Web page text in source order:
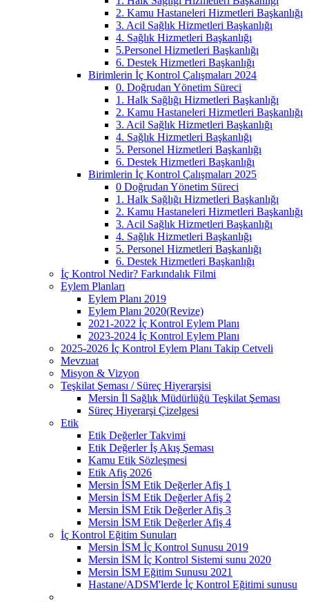
2. Kamu Hastaneleri Hizmetleri Başkanlığı
3. Acil Sağlık Hizmetleri Başkanlığı
4. Sağlık Hizmetleri Başkanlığı
5.Personel Hizmetleri Başkanlığı
6. Destek Hizmetleri Başkanlığı
Birimlerin İç Kontrol Çalışmaları 2024
0. Doğrudan Yönetim Süreci
1. Halk Sağlığı Hizmetleri Başkanlığı
2. Kamu Hastaneleri Hizmetleri Başkanlığı
3. Acil Sağlık Hizmetleri Başkanlığı
4. Sağlık Hizmetleri Başkanlığı
5. Personel Hizmetleri Başkanlığı
6. Destek Hizmetleri Başkanlığı
Birimlerin İç Kontrol Çalışmaları 2025
0 Doğrudan Yönetim Süreci
1. Halk Sağlığı Hizmetleri Başkanlığı
2. Kamu Hastaneleri Hizmetleri Başkanlığı
3. Acil Sağlık Hizmetleri Başkanlığı
4. Sağlık Hizmetleri Başkanlığı
5. Personel Hizmetleri Başkanlığı
6. Destek Hizmetleri Başkanlığı
İç Kontrol Nedir? Farkındalık Filmi
Eylem Planları
Eylem Planı 2019
Eylem Planı 2020(Revize)
2021-2022 İç Kontrol Eylem Planı
2023-2024 İç Kontrol Eylem Planı
2025-2026 İç Kontrol Eylem Planı Takip Cetveli
Mevzuat
Misyon & Vizyon
Teşkilat Şeması / Süreç Hiyerarşisi
Mersin İl Sağlık Müdürlüğü Teşkilat Şeması
Süreç Hiyerarşi Çizelgesi
Etik
Etik Değerler Takvimi
Etik Değerler İş Akış Şeması
Kamu Etik Sözleşmesi
Etik Afiş 2026
Mersin İSM Etik Değerler Afiş 1
Mersin İSM Etik Değerler Afiş 2
Mersin İSM Etik Değerler Afiş 3
Mersin İSM Etik Değerler Afiş 4
İç Kontrol Eğitim Sunuları
Mersin İSM İç Kontrol Sunusu 2019
Mersin İSM İç Kontrol Sistemi sunu 2020
Mersin İSM Eğitim Sunusu 2021
Hastane/ADSM'lerde İç Kontrol Eğitimi sunusu